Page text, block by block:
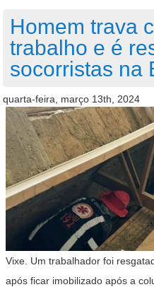
Homem trava
trabalho e é
socorristas na
quarta-feira, março 13th, 2024
Vixe. Um trabalhador foi
após ficar imobilizado após a